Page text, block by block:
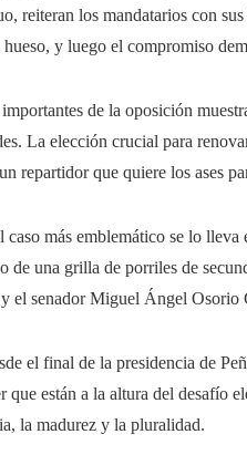
reiteran los mandatarios con sus
y luego el compromiso
de la oposición
La elección crucial para
repartidor que quiere los ases
más emblemático se lo lleva
una grilla de porriles de
el senador Miguel Ángel Osorio
el final de la presidencia de
están a la altura del desafío
la madurez y la pluralidad.